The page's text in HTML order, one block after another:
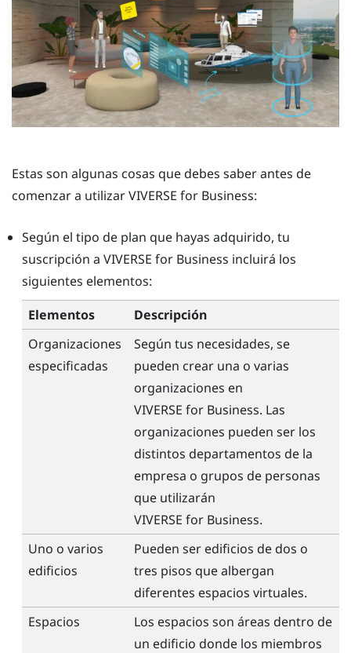
Estas son algunas cosas que debes saber antes de
comenzar a utilizarVIVERSE for Business:
Según el tipo de plan que hayas adquirido, tu
suscripción a VIVERSE for Business incluirá los
siguientes elementos:
Elementos
Descripción
Organizaciones
especificadas
Según tus necesidades, se
pueden crear una o varias
organizaciones en
VIVERSE for Business. Las
organizaciones pueden ser los
distintos departamentos de la
empresa o grupos de personas
que utilizarán
VIVERSE for Business.
Uno o varios
edificios
Pueden ser edificios de dos o
tres pisos que albergan
diferentes espacios virtuales.
Espacios
Los espacios son áreas dentro de
un edificio donde los miembros